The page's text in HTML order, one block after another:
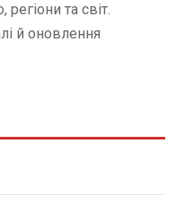
регіони та світ.
й оновлення